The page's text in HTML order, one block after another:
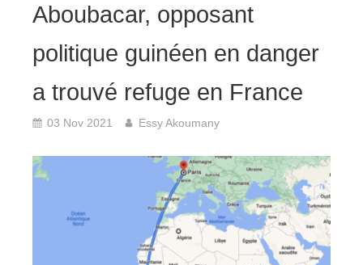
Aboubacar, opposant
politique guinéen en danger
a trouvé refuge en France
03 Nov 2021 Essy Akoumany